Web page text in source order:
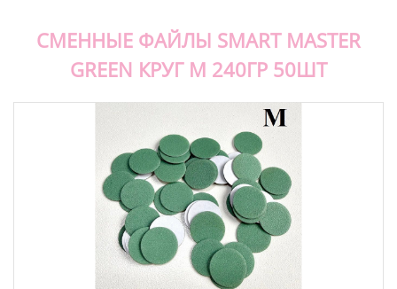
СМЕННЫЕ ФАЙЛЫ SMART MASTER
GREEN КРУГ M 240ГР 50ШТ